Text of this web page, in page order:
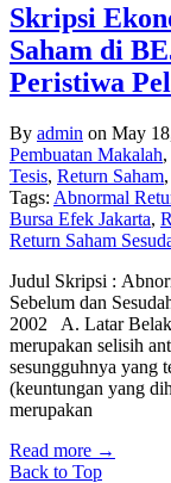
Skripsi
Saham di
Peristiwa
By admin on May
Pembuatan Makalah,
Tesis, Return Saham,
Tags: Abnormal
Bursa Efek Jakarta,
Return Saham
Judul Skripsi :
Sebelum dan
2002 A. Latar
merupakan selisih
sesungguhnya yang
(keuntungan yang
merupakan
Read more →
Back to Top